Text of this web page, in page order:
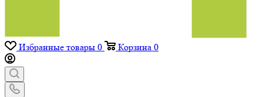
Избранные товары 0 Корзина 0